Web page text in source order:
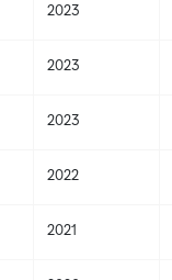
2023
2023
2023
2022
2021